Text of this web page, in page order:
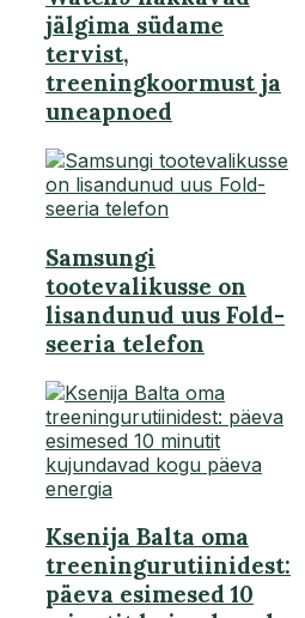
jälgima südame
tervist,
treeningkoormust ja
uneapnoed
Samsungi
tootevalikusse on
lisandunud uus Fold-
seeria telefon
Ksenija Balta oma
treeningurutiinidest:
päeva esimesed 10